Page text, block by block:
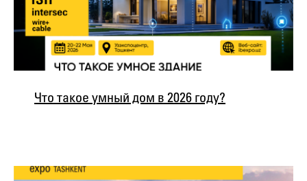
Что такое умный дом в 2026 году?